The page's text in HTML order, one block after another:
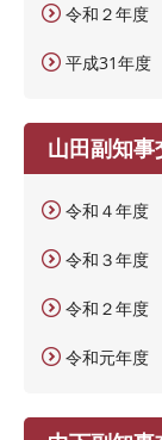
令和２年度
平成31年度
山田副知事
令和４年度
令和３年度
令和２年度
令和元年度